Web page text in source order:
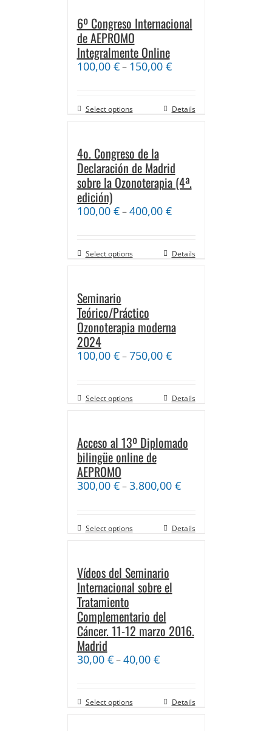
6º Congreso Internacional
de AEPROMO
Integralmente Online
100,00 €– 150,00 €
Select options Details
4o. Congreso de la
Declaración de Madrid
sobre la Ozonoterapia (4ª.
edición)
100,00 €–400,00 €
Select options Details
Seminario
Teórico/Práctico
Ozonoterapia moderna
2024
100,00 €–750,00 €
Select options Details
Acceso al 13º Diplomado
bilingüe online de
AEPROMO
300,00 €–3.800,00 €
Select options Details
Vídeos del Seminario
Internacional sobre el
Tratamiento
Complementario del
Cáncer. 11-12 marzo 2016.
Madrid
30,00 €–40,00 €
Select options Details